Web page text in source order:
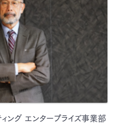
ング エンタープライズ事業部